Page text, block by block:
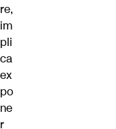
re,
im
pli
ca
ex
po
ne
r